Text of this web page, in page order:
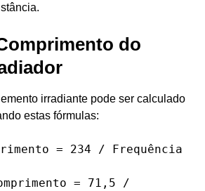
do
irradiante pode ser calculado
estas fórmulas:
= 234 / Frequência
= 71,5 /